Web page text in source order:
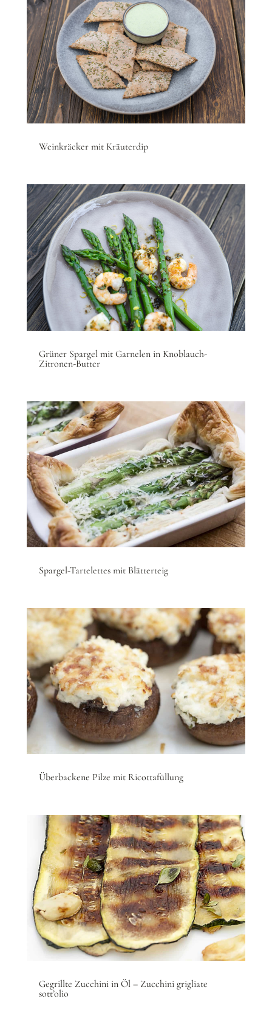
Weinkräcker mit Kräuterdip
Grüner Spargel mit Garnelen in Knoblauch-
Zitronen-Butter
Spargel-Tartelettes mit Blätterteig
Überbackene Pilze mit Ricottafüllung
Gegrillte Zucchini in Öl – Zucchini grigliate
sott’olio